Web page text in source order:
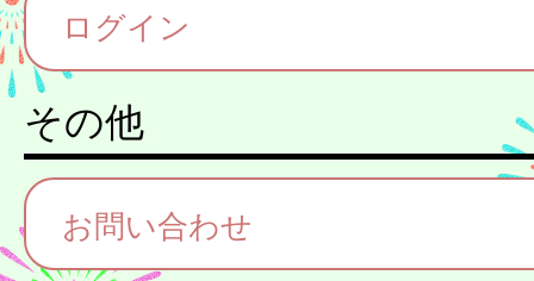
ログイン
その他
お問い合わせ